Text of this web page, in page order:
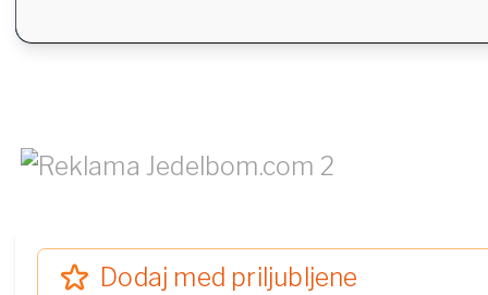
Dodaj med priljubljene